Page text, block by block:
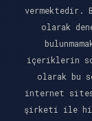
vermektedir.
olarak
içeriklerin
olarak bu
internet
şirketi ile